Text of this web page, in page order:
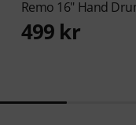
Remo 16" Hand
499 kr